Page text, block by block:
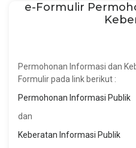
e-Formulir
Permohonan Informasi dan
Formulir pada link berikut :
Permohonan Informasi Publik
dan
Keberatan Informasi Publik